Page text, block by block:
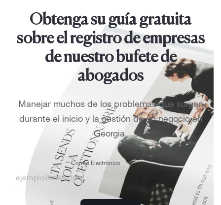
Obtenga su guía gratuita
sobre el registro de empresas
de nuestro bufete de
abogados
Manejar muchos de los problemas que surgen
durante el inicio y la gestión de un negocio en
Georgia.
Correo Electrónico